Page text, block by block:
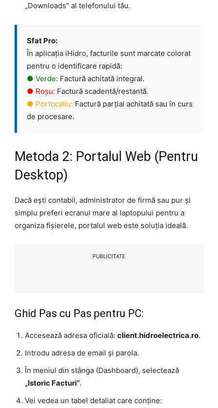
„Downloads” al telefonului tău.
Sfat Pro:
În aplicația iHidro, facturile sunt marcate colorat
pentru o identificare rapidă:
● Verde: Factură achitată integral.
● Roșu: Factură scadentă/restantă.
● Portocaliu: Factură parțial achitată sau în curs
de procesare.
Metoda 2: Portalul Web (Pentru
Desktop)
Dacă ești contabil, administrator de firmă sau pur și
simplu preferi ecranul mare al laptopului pentru a
organiza fișierele, portalul web este soluția ideală.
PUBLICITATE
Ghid Pas cu Pas pentru PC:
Accesează adresa oficială: client.hidroelectrica.ro.
Introdu adresa de email și parola.
În meniul din stânga (Dashboard), selectează
„Istoric Facturi”.
Vei vedea un tabel detaliat care conține: